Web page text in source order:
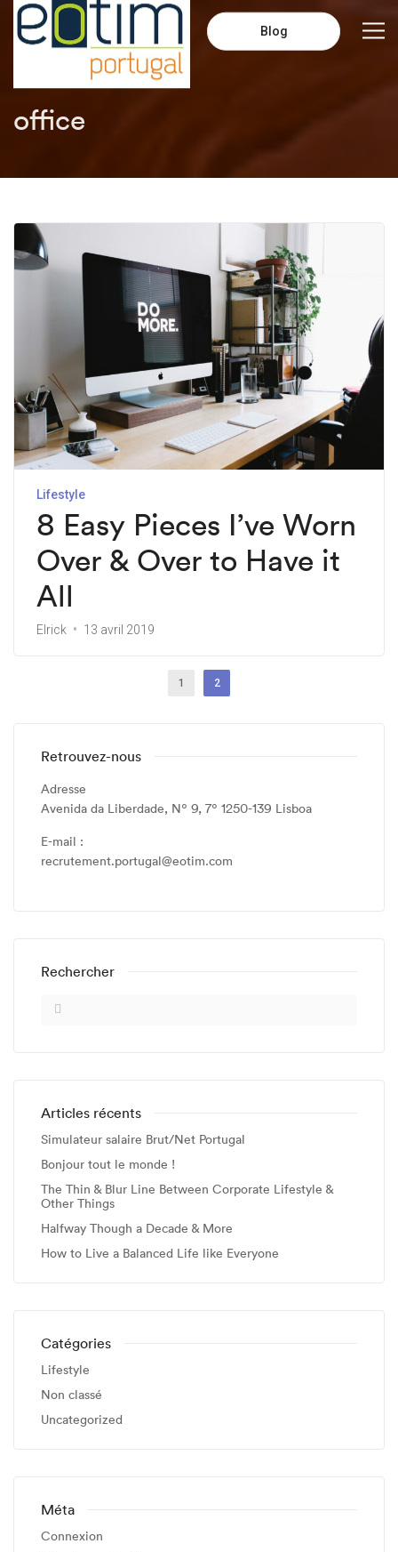
Blog
office
Lifestyle
8 Easy Pieces I’ve Worn
Over & Over to Have it
All
Elrick 13 avril 2019
1 2
Retrouvez-nous
Adresse
Avenida da Liberdade, Nº 9, 7º 1250-139 Lisboa
E-mail :
recrutement.portugal@eotim.com
Rechercher
Articles récents
Simulateur salaire Brut/Net Portugal
Bonjour tout le monde !
The Thin & Blur Line Between Corporate Lifestyle &
Other Things
Halfway Though a Decade & More
How to Live a Balanced Life like Everyone
Catégories
Lifestyle
Non classé
Uncategorized
Méta
Connexion